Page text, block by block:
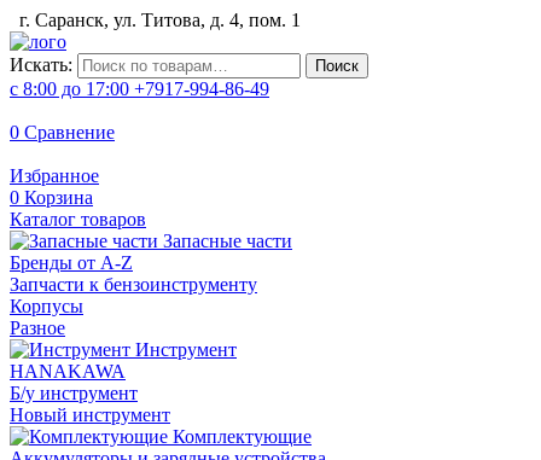
г. Саранск, ул. Титова, д. 4, пом. 1
Искать: Поиск
с 8:00 до 17:00 +7917-994-86-49
0 Сравнение
Избранное
0 Корзина
Каталог товаров
Запасные части
Бренды от A-Z
Запчасти к бензоинструменту
Корпусы
Разное
Инструмент
HANAKAWA
Б/у инструмент
Новый инструмент
Комплектующие